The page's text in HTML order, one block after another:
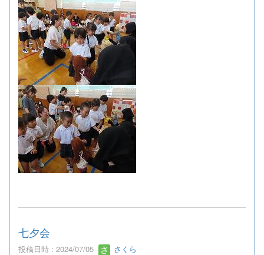
七夕会
投稿日時 : 2024/07/05 さくら